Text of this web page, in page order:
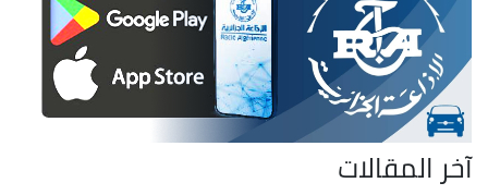
آخر المقالات